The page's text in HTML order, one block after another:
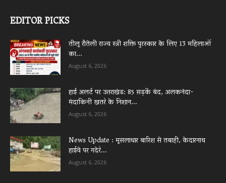
EDITOR PICKS
तीलू रौतेली राज्य स्त्री शक्ति पुरस्कार के लिए 13 महिलाओं
का...
August 6, 2026
हाई अलर्ट पर उत्तराखंड: 85 सड़कें बंद, अलकनंदा-
मंदाकिनी खतरे के निशान...
August 6, 2026
News Update : मूसलाधार बारिश से तबाही, केदारनाथ
हाईवे पर गदेरे...
August 6, 2026